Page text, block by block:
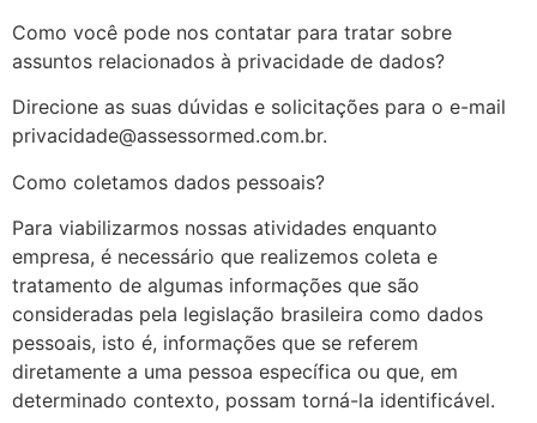
Como você pode nos contatar para tratar sobre
assuntos relacionados à privacidade de dados?
Direcione as suas dúvidas e solicitações para o e-mail
privacidade@assessormed.com.br.
Como coletamos dados pessoais?
Para viabilizarmos nossas atividades enquanto
empresa, é necessário que realizemos coleta e
tratamento de algumas informações que são
consideradas pela legislação brasileira como dados
pessoais, isto é, informações que se referem
diretamente a uma pessoa específica ou que, em
determinado contexto, possam torná-la identificável.
Estatísticas
possamos
melhorar a
e a estrutura
base em
como o site é
usado.
Experiência
Para que o
nosso site